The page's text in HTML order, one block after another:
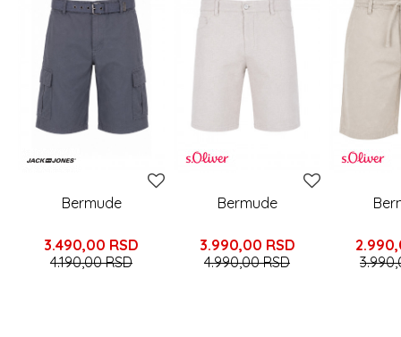
Bermude
3.490,00 RSD
4.190,00RSD
Bermude
3.990,00 RSD
4.990,00RSD